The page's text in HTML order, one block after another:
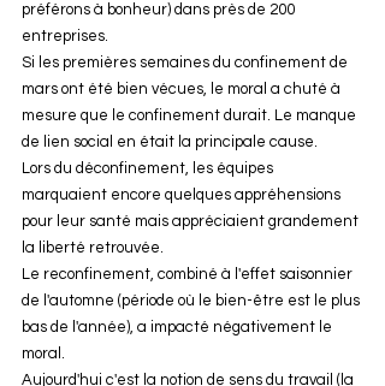
préférons à bonheur) dans près de 200
entreprises.
Si les premières semaines du confinement de
mars ont été bien vécues, le moral a chuté à
mesure que le confinement durait. Le manque
de lien social en était la principale cause.
Lors du déconfinement, les équipes
marquaient encore quelques appréhensions
pour leur santé mais appréciaient grandement
la liberté retrouvée.
Le reconfinement, combiné à l'effet saisonnier
de l'automne (période où le bien-être est le plus
bas de l'année), a impacté négativement le
moral.
Aujourd'hui c'est la notion de sens du travail (la